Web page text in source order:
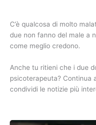
C’è qualcosa di molto
due non fanno del male a
come meglio credono.
Anche tu ritieni che i due
psicoterapeuta? Continua
condividi le notizie più